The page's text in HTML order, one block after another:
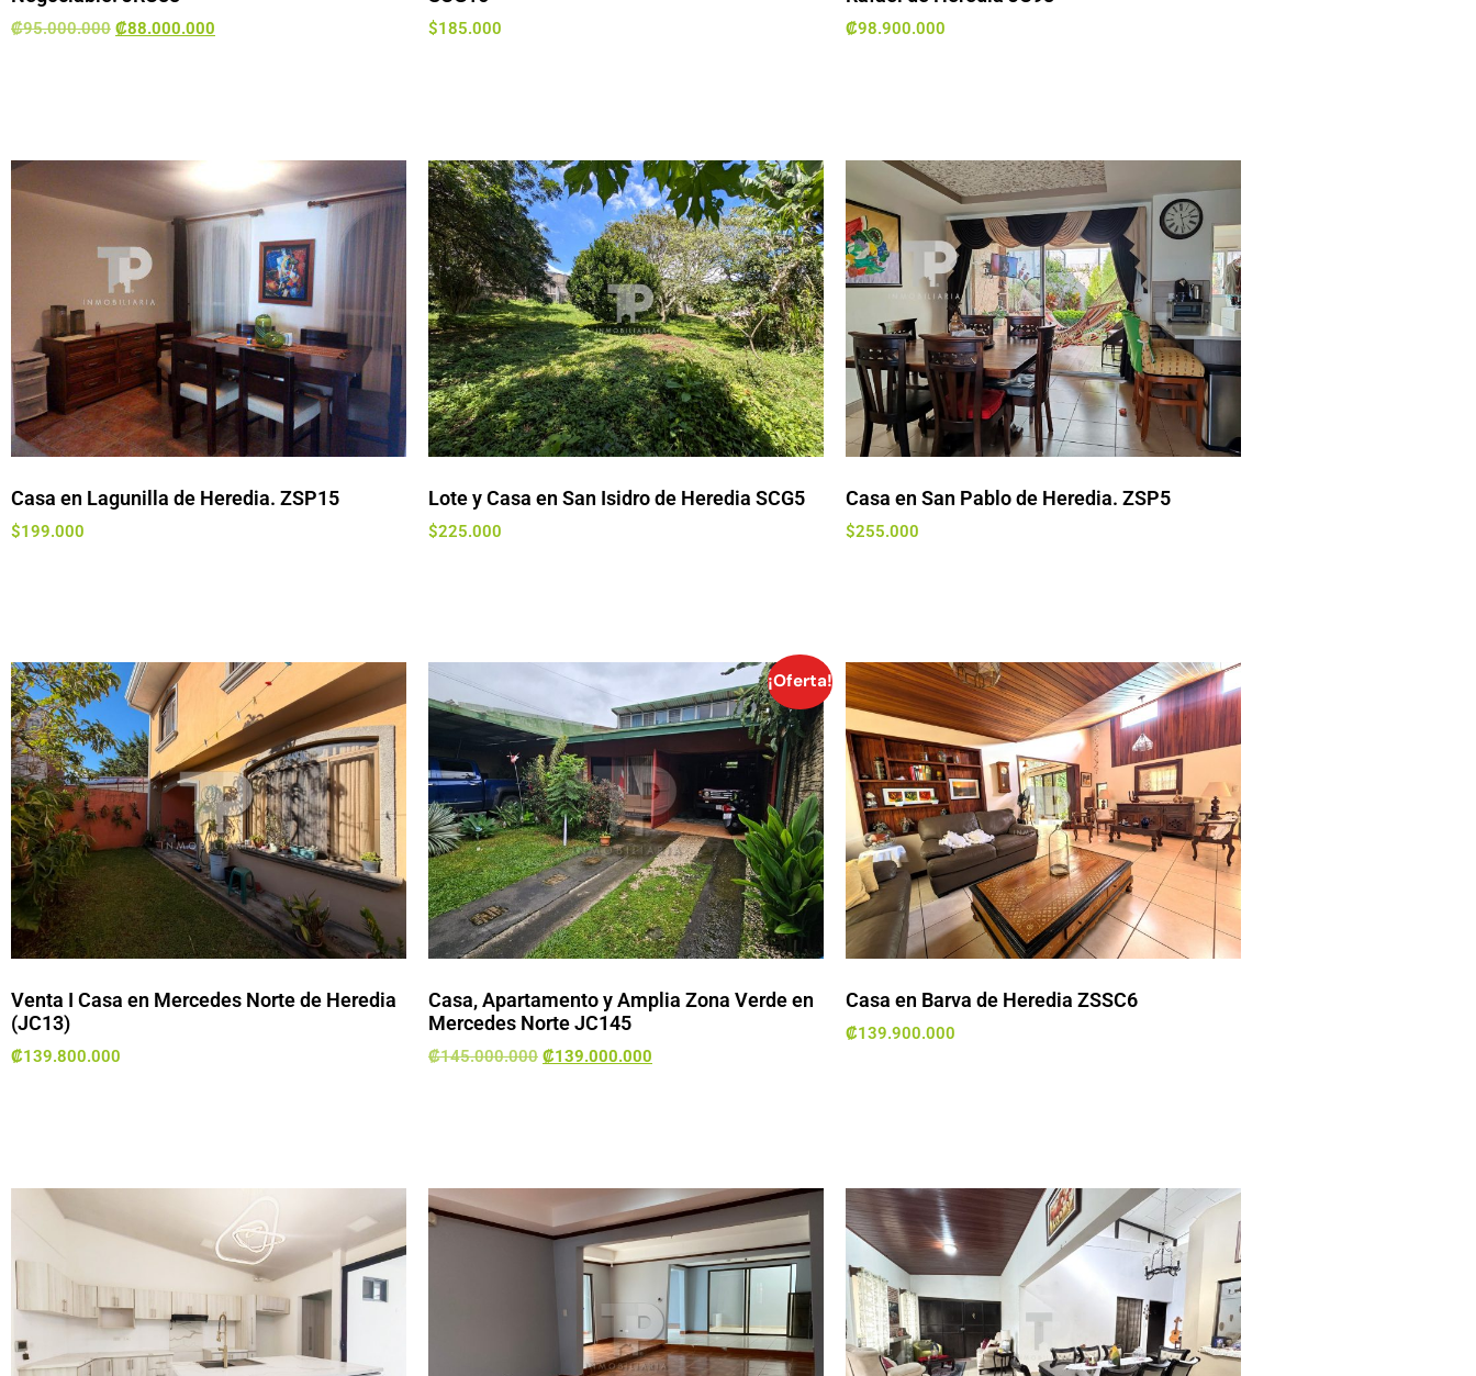
₡95.000.000 ₡88.000.000 $185.000 ₡98.900.000
Casa en Lagunilla de Heredia. ZSP15
$199.000
Lote y Casa en San Isidro de Heredia SCG5
$225.000
Casa en San Pablo de Heredia. ZSP5
$255.000
Venta I Casa en Mercedes Norte de Heredia
(JC13)
₡139.800.000
¡Oferta!
Casa, Apartamento y Amplia Zona Verde en
Mercedes Norte JC145
₡145.000.000 ₡139.000.000
Casa en Barva de Heredia ZSSC6
₡139.900.000